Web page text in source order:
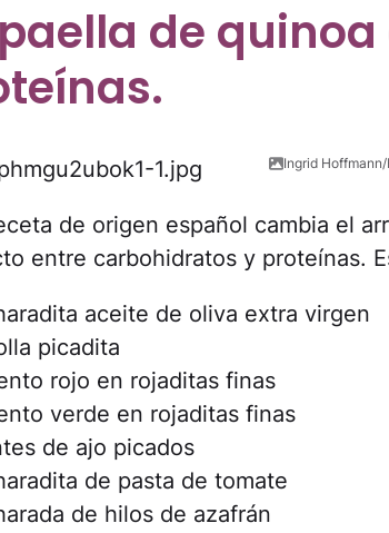
de
Ingrid
de origen español cambia el
entre carbohidratos y proteínas.
aceite de oliva extra virgen
picadita
rojo en rojaditas finas
verde en rojaditas finas
de ajo picados
de pasta de tomate
de hilos de azafrán